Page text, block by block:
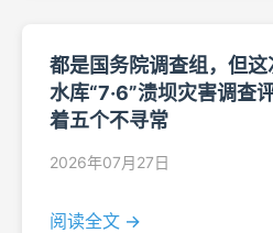
都是国务院调查组，但
水库“7·6”溃坝灾害调查
着五个不寻常
2026年07月27日
阅读全文 →